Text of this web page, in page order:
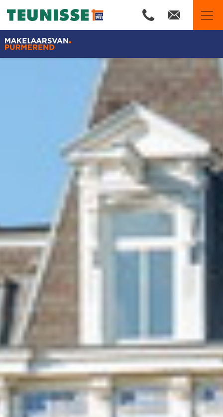
Onze financiële diensten
De waarde van uw woning
Taxatie woning
Gratis Woning Waarde Adviesrapport
Online waarderapport
Uw huis verkopen
Onze diensten
Contact
Word jij onze nieuwe makelaar?
Woning Waarde Adviesdagen
Gratis Informatieavond Starters
Blog
Het biedingsproces uitgelegd